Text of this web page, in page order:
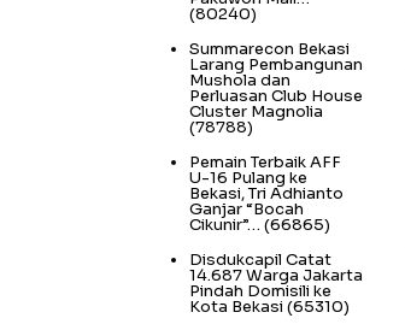
(80240)
Summarecon Bekasi
Larang Pembangunan
Mushola dan
Perluasan Club House
Cluster Magnolia
(78788)
Pemain Terbaik AFF
U-16 Pulang ke
Bekasi, Tri Adhianto
Ganjar “Bocah
Cikunir”… (66865)
Disdukcapil Catat
14.687 Warga Jakarta
Pindah Domisili ke
Kota Bekasi (65310)